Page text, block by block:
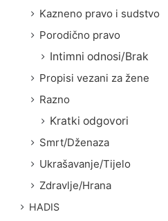
Kazneno pravo i sudstvo
Porodično pravo
Intimni odnosi/Brak
Propisi vezani za žene
Razno
Kratki odgovori
Smrt/Dženaza
Ukrašavanje/Tijelo
Zdravlje/Hrana
HADIS